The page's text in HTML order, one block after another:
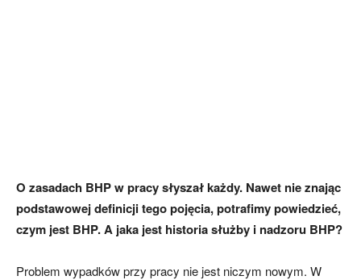
O zasadach BHP w pracy słyszał każdy. Nawet nie znając
podstawowej definicji tego pojęcia, potrafimy powiedzieć,
czym jest BHP. A jaka jest historia służby i nadzoru BHP?
Problem wypadków przy pracy nie jest niczym nowym. W